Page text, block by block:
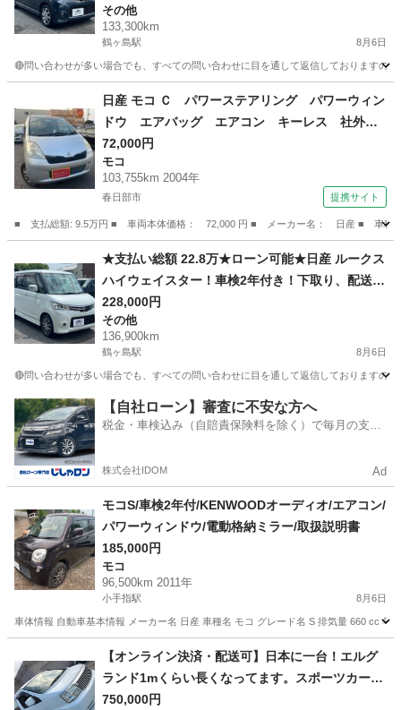
その他
133,300km
鶴ヶ島駅 8月6日
🔴問い合わせが多い場合でも、すべての問い合わせに目を通して返信しております
鶴ヶ島駅 その他
日産 モコ Ｃ パワーステアリング パワーウィン
ドウ エアバッグ エアコン キーレス 社外ナ
ビ ＣＤ ＤＶＤ ＥＴＣ 社外ＡＷ （検9.12）
72,000円
モコ
103,755km 2004年
春日部市 提携サイト
■ 支払総額: 9.5万円 ■ 車両本体価格： 72,000 円 ■ メーカー名： 日産 ■ 車
モコ
★支払い総額 22.8万★ローン可能★日産 ルークス
ハイウェイスター！車検2年付き！下取り、配送可
能！
228,000円
その他
136,900km
鶴ヶ島駅 8月6日
🔴問い合わせが多い場合でも、すべての問い合わせに目を通して返信しております
埼玉 川越市 鶴ヶ島駅 その他 車両
【自社ローン】審査に不安な方へ
税金・車検込み（自賠責保険料を除く）で毎月の支払
株式会社IDOM Ad
モコS/車検2年付/KENWOODオーディオ/エアコン/
パワーウィンドウ/電動格納ミラー/取扱説明書
185,000円
モコ
96,500km 2011年
小手指駅 8月6日
車体情報 自動車基本情報 メーカー名 日産 車種名 モコ グレード名 S 排気量 660 cc
小手指駅 モコ 車両
【オンライン決済・配送可】日本に一台！エルグ
ランド1mくらい長くなってます。スポーツカー交
換可
750,000円